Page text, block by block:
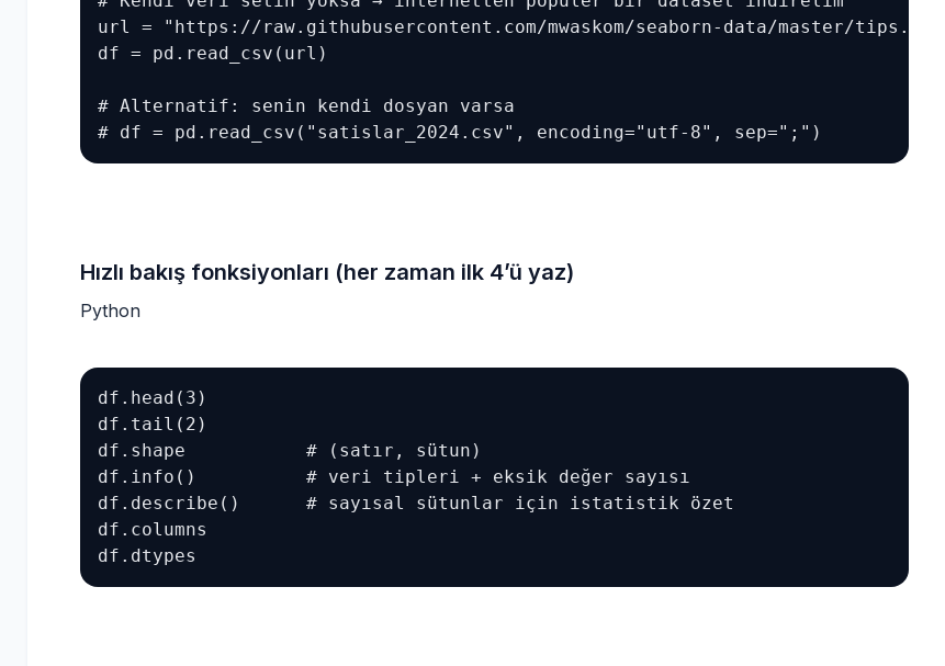
url = "https://raw.githubusercontent.com/mwaskom/seaborn-data/master/tips.csv"
df = pd.read_csv(url)
# Alternatif: senin kendi dosyan varsa
# df = pd.read_csv("satislar_2024.csv", encoding="utf-8", sep=";")
Hızlı bakış fonksiyonları (her zaman ilk 4’ü yaz)
Python
df.head(3)
df.tail(2)
df.shape           # (satır, sütun)
df.info()          # veri tipleri + eksik değer sayısı
df.describe()      # sayısal sütunlar için istatistik özet
df.columns
df.dtypes